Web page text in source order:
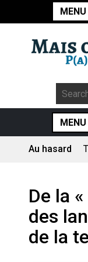
MENU
MENU
Au hasard
De la
des
de la